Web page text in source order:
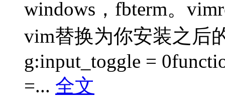
windows，fbterm。
vim替换为你安装之后
g:input_toggle =
=... 全文